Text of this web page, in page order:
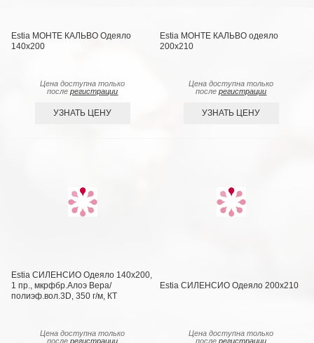
Estia МОНТЕ КАЛЬВО Одеяло
140х200
Цена доступна только
послерегистрации
УЗНАТЬ ЦЕНУ
Estia МОНТЕ КАЛЬВО одеяло
200х210
Цена доступна только
послерегистрации
УЗНАТЬ ЦЕНУ
Estia СИЛЕНСИО Одеяло 140х200,
1 пр., мкрфбр.Алоэ Вера/
полиэф.вол.3D, 350 г/м, КТ
Цена доступна только
послерегистрации
Estia СИЛЕНСИО Одеяло 200х210
Цена доступна только
послерегистрации